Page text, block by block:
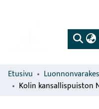
Etusivu